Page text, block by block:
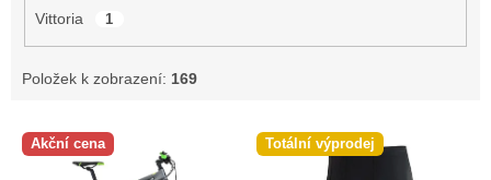
Vittoria 1
Položek k zobrazení: 169
V Akční cena Totální výprodej